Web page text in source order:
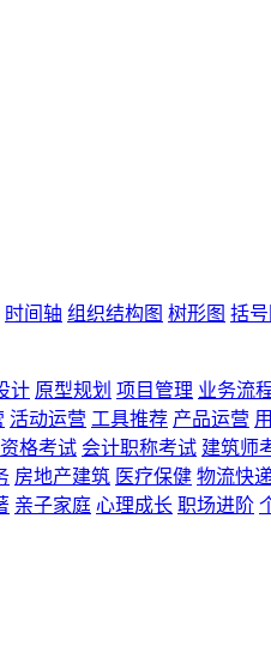
时间轴 组织结构图 树形图 括号
计 原型规划 项目管理 业务流
活动运营 工具推荐 产品运营
格考试 会计职称考试 建筑师
房地产建筑 医疗保健 物流快递
亲子家庭 心理成长 职场进阶